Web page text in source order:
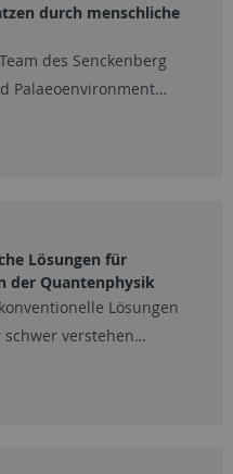
durch menschliche
des Senckenberg
Palaeoenvironment…
Lösungen für
der Quantenphysik
Lösungen
verstehen…